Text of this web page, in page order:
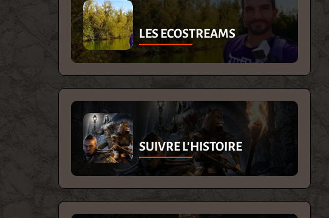
LES ECOSTREAMS
SUIVRE L'HISTOIRE